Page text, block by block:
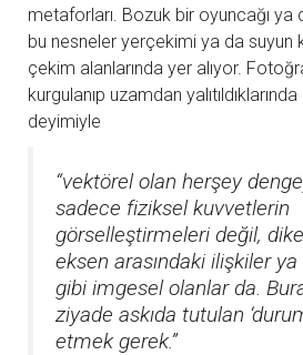
metaforları. Bozuk bir oyuncağı ya
bu nesneler yerçekimi ya da suyun
çekim alanlarında yer alıyor.
kurgulanıp uzamdan
deyimiyle
“vektörel olan herşey
sadece fiziksel kuvvetlerin
görselleştirmeleri değil,
eksen arasındaki ilişkiler
gibi imgesel olanlar da.
ziyade askıda tutulan
etmek gerek.”